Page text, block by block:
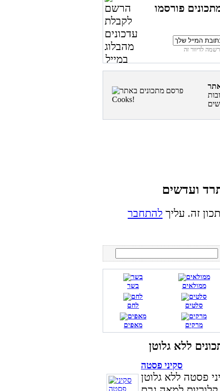
פורסמו
זה. עליך להתחבר
בשר ממולאים
לחם סלטים
מאפים מרקים
סקיני פסטה
פסטה ללא גלוטן